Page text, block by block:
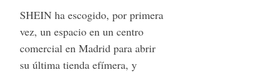
SHEIN ha escogido, por primera
vez, un espacio en un centro
comercial en Madrid para abrir
su última tienda efímera, y